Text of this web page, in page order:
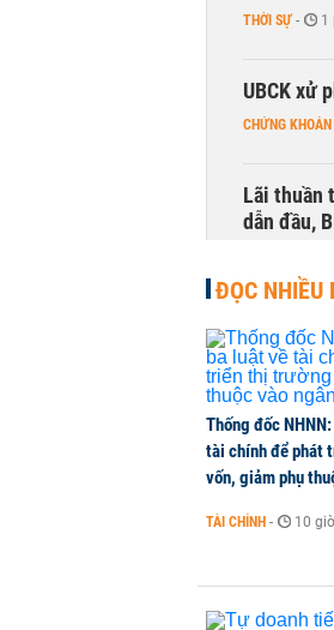
THỜI SỰ - 1
UBCK xử
CHỨNG KHOÁN
Lãi thuần
dẫn đầu,
Nam
dự án
NHÀ ĐẤT -
CHUYỂN ĐỘNG
Doanh
TPBank
TÀI CHÍNH -
ĐỌC NHIỀU
Thống đốc
tài chính để phát
vốn, giảm phụ
TÀI CHÍNH - 10